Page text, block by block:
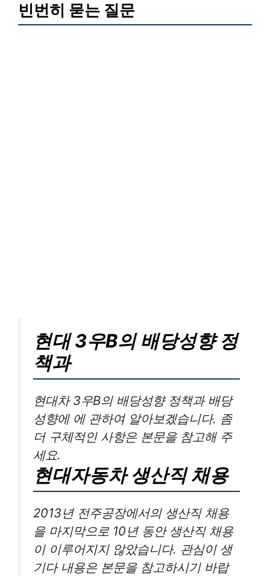
빈번히 묻는 질문
현대 3우B의 배당성향 정
책과
현대차 3우B의 배당성향 정책과 배당
성향에 에 관하여 알아보겠습니다. 좀
더 구체적인 사항은 본문을 참고해 주
세요.
현대자동차 생산직 채용
2013년 전주공장에서의 생산직 채용
을 마지막으로 10년 동안 생산직 채용
이 이루어지지 않았습니다. 관심이 생
기다 내용은 본문을 참고하시기 바랍